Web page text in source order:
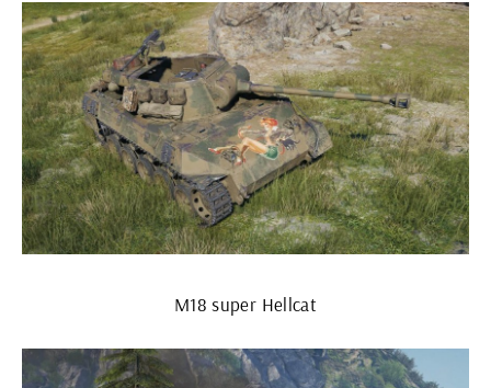
M18 super Hellcat